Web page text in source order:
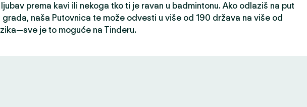
prema kavi ili nekoga tko ti je ravan u badmintonu. Ako odlaziš na put
grada, naša Putovnica te može odvesti u više od 190 država na više od
je to moguće na Tinderu.